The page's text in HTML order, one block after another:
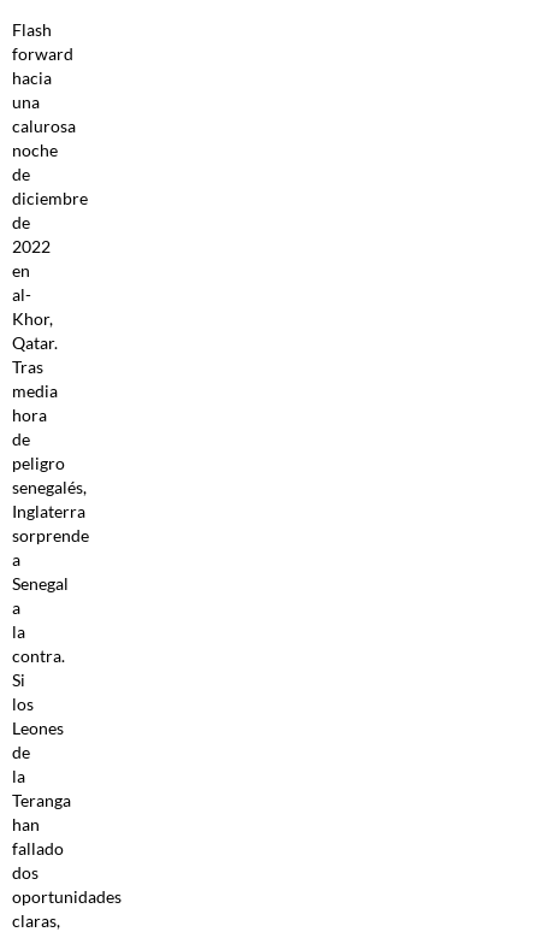
Flash
forward
hacia
una
calurosa
noche
de
diciembre
de
2022
en
al-
Khor,
Qatar.
Tras
media
hora
de
peligro
senegalés,
Inglaterra
sorprende
a
Senegal
a
la
contra.
Si
los
Leones
de
la
Teranga
han
fallado
dos
oportunidades
claras,